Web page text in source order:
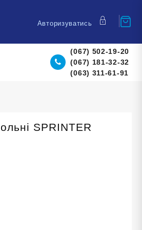
Авторизуватись
(067) 502-19-20
(067) 181-32-32
(063) 311-61-91
SPRINTER